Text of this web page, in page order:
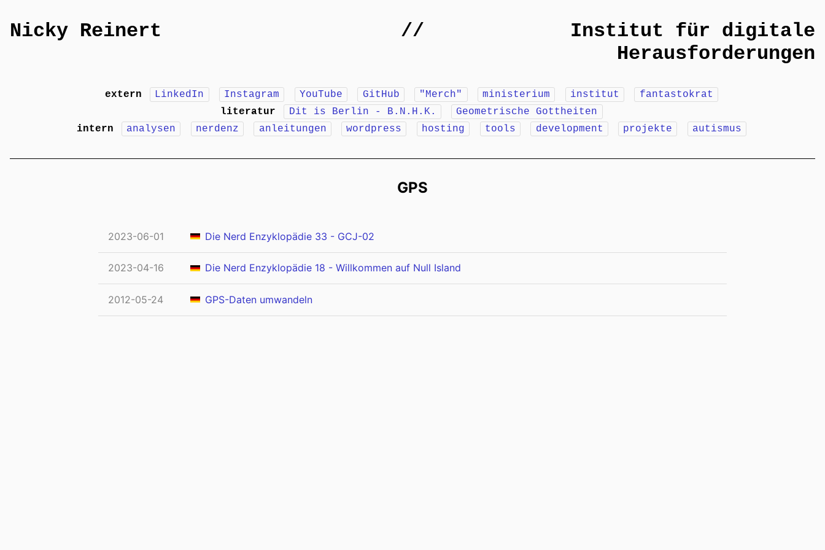
Nicky Reinert //
Institut für digitale
Herausforderungen
extern LinkedIn Instagram YouTube GitHub "Merch" ministerium institut
fantastokrat
literatur
Dit is Berlin - B.N.H.K.
Geometrische Gottheiten
intern
analysen nerdenz anleitungen wordpress hosting tools development projekte autismus
GPS
2023-06-01 Die Nerd Enzyklopädie 33 - GCJ-02
2023-04-16 Die Nerd Enzyklopädie 18 - Willkommen auf Null Island
2012-05-24 GPS-Daten umwandeln